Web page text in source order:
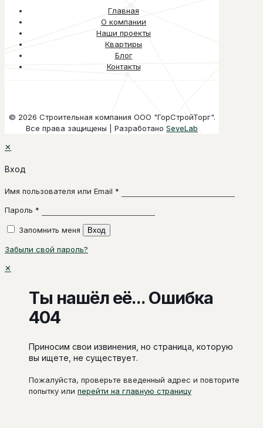
Главная
О компании
Наши проекты
Квартиры
Блог
Контакты
© 2026 Строительная компания ООО "ГорСтройТорг".
Все права защищены | Разработано SeveLab
✕
Вход
Имя пользователя или Email *
Пароль *
Запомнить меня Вход
Забыли свой пароль?
✕